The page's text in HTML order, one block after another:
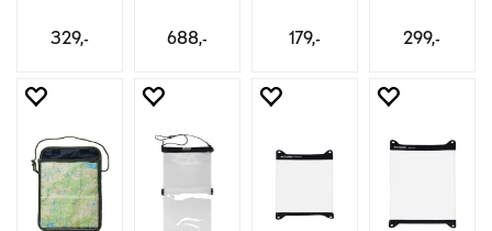
329,- 688,- 179,- 299,-